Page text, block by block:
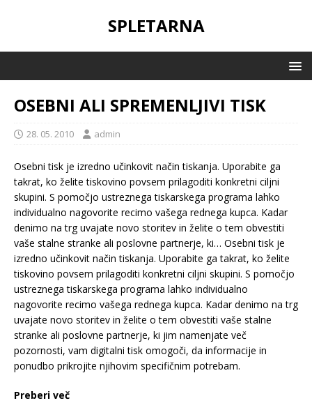
SPLETARNA
OSEBNI ALI SPREMENLJIVI TISK
28. 05. 2010 admin
Osebni tisk je izredno učinkovit način tiskanja. Uporabite ga
takrat, ko želite tiskovino povsem prilagoditi konkretni ciljni
skupini. S pomočjo ustreznega tiskarskega programa lahko
individualno nagovorite recimo vašega rednega kupca. Kadar
denimo na trg uvajate novo storitev in želite o tem obvestiti
vaše stalne stranke ali poslovne partnerje, ki… Osebni tisk je
izredno učinkovit način tiskanja. Uporabite ga takrat, ko želite
tiskovino povsem prilagoditi konkretni ciljni skupini. S pomočjo
ustreznega tiskarskega programa lahko individualno
nagovorite recimo vašega rednega kupca. Kadar denimo na trg
uvajate novo storitev in želite o tem obvestiti vaše stalne
stranke ali poslovne partnerje, ki jim namenjate več
pozornosti, vam digitalni tisk omogoči, da informacije in
ponudbo prikrojite njihovim specifičnim potrebam.
Preberi več